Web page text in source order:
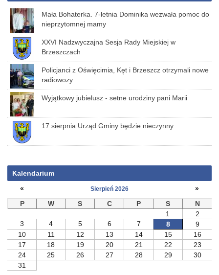
Mała Bohaterka. 7-letnia Dominika wezwała pomoc do
nieprzytomnej mamy
XXVI Nadzwyczajna Sesja Rady Miejskiej w
Brzeszczach
Policjanci z Oświęcimia, Kęt i Brzeszcz otrzymali nowe
radiowozy
Wyjątkowy jubielusz - setne urodziny pani Marii
17 sierpnia Urząd Gminy będzie nieczynny
Kalendarium
«
Sierpień 2026
»
P
W S C P S
N
1
2
3
4 5 6 7 8
9
10
11 12 13 14 15
16
17
18 19 20 21 22
23
24
25 26 27 28 29
30
31